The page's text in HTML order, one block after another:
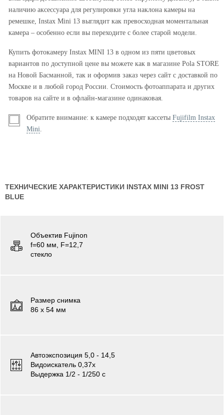
наличию аксессуара для регулировки угла наклона камеры на
ремешке, Instax Mini 13 выглядит как превосходная моментальная
камера – особенно если вы переходите с более старой модели.
Купить фотокамеру Instax MINI 13 в одном из пяти цветовых
вариантов по доступной цене вы можете как в магазине Pola STORE
на Новой Басманной, так и оформив заказ через сайт с доставкой по
Москве и в любой город России. Стоимость фотоаппарата и других
товаров на сайте и в офлайн-магазине одинаковая.
Обратите внимание: к камере подходят кассеты Fujifilm Instax
Mini
ТЕХНИЧЕСКИЕ ХАРАКТЕРИСТИКИ INSTAX MINI 13 FROST
BLUE
Объектив Fujinon
f=60 мм, F=12,7
стекло
Размер снимка
86 х 54 мм
Автоэкспозиция 5,0 - 14,5
Видоискатель 0,37x
Выдержка 1/2 - 1/250 c